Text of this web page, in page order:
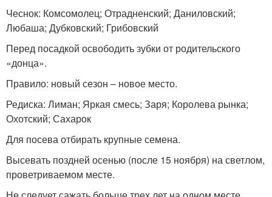
Чеснок: Комсомолец; Отрадненский; Даниловский;
Любаша; Дубковский; Грибовский
Перед посадкой освободить зубки от родительского
«донца».
Правило: новый сезон – новое место.
Редиска: Лиман; Яркая смесь; Заря; Королева рынка;
Охотский; Сахарок
Для посева отбирать крупные семена.
Высевать поздней осенью (после 15 ноября) на светлом,
проветриваемом месте.